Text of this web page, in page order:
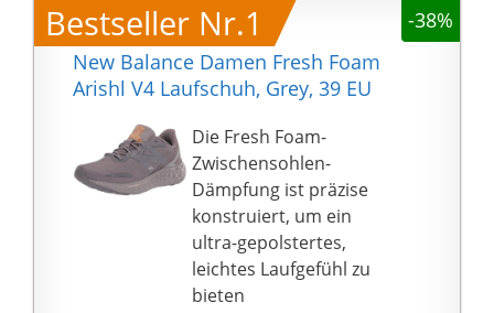
Bestseller Nr.1
-38%
New Balance Damen Fresh Foam
Arishl V4 Laufschuh, Grey, 39 EU
Die Fresh Foam-
Zwischensohlen-
Dämpfung ist präzise
konstruiert, um ein
ultra-gepolstertes,
leichtes Laufgefühl zu
bieten